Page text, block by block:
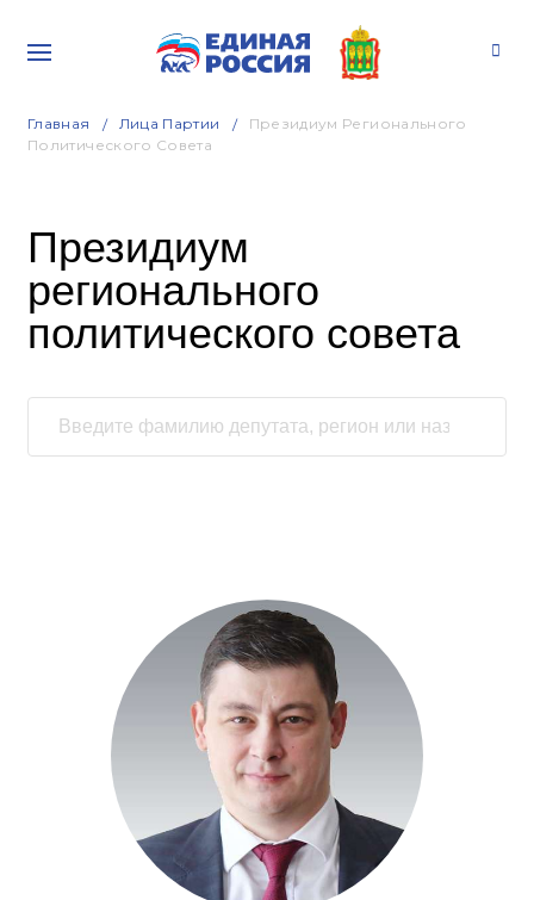
Главная Лица Партии
Президиум Регионального
Политического Совета
Президиум
регионального
политического совета